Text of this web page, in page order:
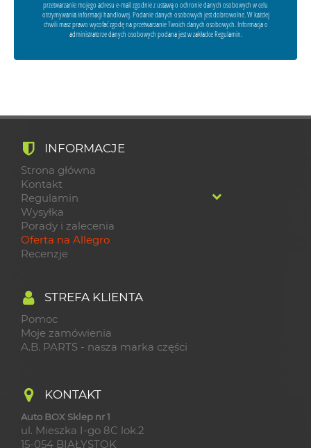
przetwarzanie mojego adresu e-mail zgodnie z ustawą o ochronie danych osobowych w celu
otrzymywania informacji handlowej. Podanie danych osobowych jest dobrowolne. W każdej
chwili masz prawo wycofać zgodę na przetwarzanie Twoich danych osobowych. Informacja o
administratorze danych osobowych podana jest w zakładce Regulamin.
INFORMACJE
Strona główna
Kontakt
Regulamin
Wysyłka
Porady i zalecenia
Oferta na Allegro
Recenzje
STREFA KLIENTA
Pomoc
Moje zamówienia
A.B. PARTS - nasza marka części
KONTAKT
Auto BOX Sklep nr 1
ul. Mieszka I-go 8C lok.2
15-054 BIAŁYSTOK